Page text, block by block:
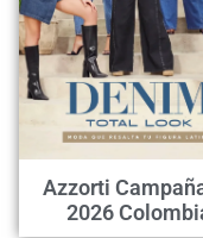
Azzorti
2026